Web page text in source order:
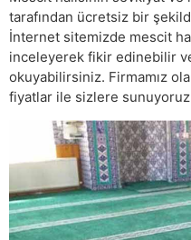
tarafından ücretsiz bir
İnternet sitemizde mescit
inceleyerek fikir edinebilir
okuyabilirsiniz. Firmamız
fiyatlar ile sizlere